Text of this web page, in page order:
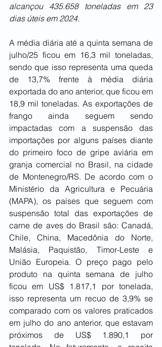
alcançou 435.658 toneladas em 23
dias úteis em 2024.
A média diária até a quinta semana de
julho/25 ficou em 16,3 mil toneladas,
sendo que isso representa uma queda
de 13,7% frente à média diária
exportada do ano anterior, que ficou em
18,9 mil toneladas. As exportações de
frango ainda seguem sendo
impactadas com a suspensão das
importações por alguns países diante
do primeiro foco de gripe aviária em
granja comercial no Brasil, na cidade
de Montenegro/RS. De acordo com o
Ministério da Agricultura e Pecuária
(MAPA), os países que seguem com
suspensão total das exportações de
carne de aves do Brasil são: Canadá,
Chile, China, Macedônia do Norte,
Malásia, Paquistão, Timor-Leste e
União Europeia. O preço pago pelo
produto na quinta semana de julho
ficou em US$ 1.817,1 por tonelada,
isso representa um recuo de 3,9% se
comparado com os valores praticados
em julho do ano anterior, que estavam
próximos de US$ 1.890,1 por